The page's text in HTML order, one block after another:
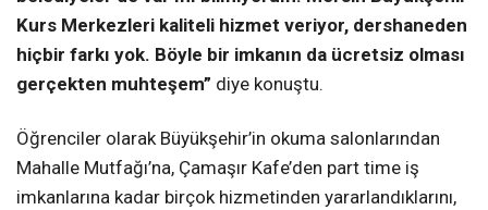
Kurs Merkezleri kaliteli hizmet veriyor, dershaneden
hiçbir farkı yok. Böyle bir imkanın da ücretsiz olması
gerçekten muhteşem” diye konuştu.
Öğrenciler olarak Büyükşehir’in okuma salonlarından
Mahalle Mutfağı’na, Çamaşır Kafe’den part time iş
imkanlarına kadar birçok hizmetinden yararlandıklarını,